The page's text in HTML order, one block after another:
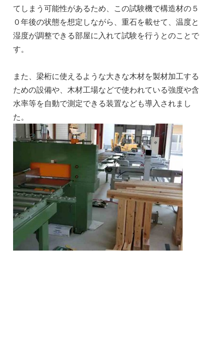
てしまう可能性があるため、この試験機で構造材の５
０年後の状態を想定しながら、重石を載せて、温度と
湿度が調整できる部屋に入れて試験を行うとのことで
す。
また、梁桁に使えるような大きな木材を製材加工する
ための設備や、木材工場などで使われている強度や含
水率等を自動で測定できる装置なども導入されまし
た。